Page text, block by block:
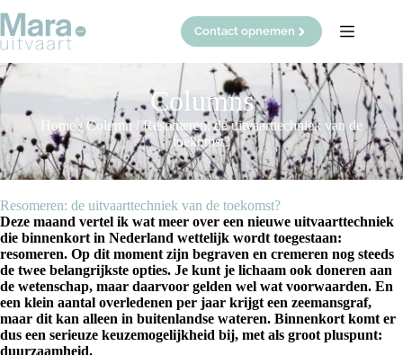
naar
de
inhoud
Contact opnemen
Columns
Home / Column / Resomeren: de uitvaarttechniek van de
toekomst?
Resomeren: de uitvaarttechniek van de toekomst?
Deze maand vertel ik wat meer over een nieuwe uitvaarttechniek
die binnenkort in Nederland wettelijk wordt toegestaan:
resomeren. Op dit moment zijn begraven en cremeren nog steeds
de twee belangrijkste opties. Je kunt je lichaam ook doneren aan
de wetenschap, maar daarvoor gelden wel wat voorwaarden. En
een klein aantal overledenen per jaar krijgt een zeemansgraf,
maar dit kan alleen in buitenlandse wateren. Binnenkort komt er
dus een serieuze keuzemogelijkheid bij, met als groot pluspunt:
duurzaamheid.